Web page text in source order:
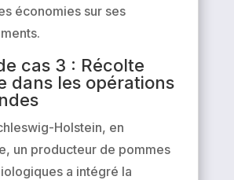
économies sur ses
cas 3 : Récolte
dans les opérations
Holstein, en
un producteur de pommes
a intégré la